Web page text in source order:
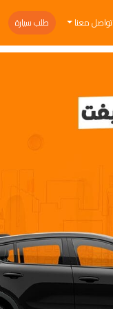
تواصل معنا طلب سيارة